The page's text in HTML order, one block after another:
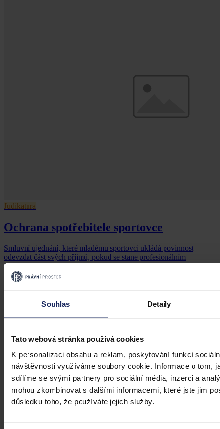
Souhlas Detaily
Tato webová stránka používá cookies
K personalizaci obsahu a reklam, poskytování funkcí
návštěvnosti využíváme soubory cookie. Informace o tom,
sdílíme se svými partnery pro sociální média, inzerci a
mohou zkombinovat s dalšími informacemi, které jste jim
důsledku toho, že používáte jejich služby.
Judikatura
Ochrana spotřebitele sportovce
Smluvní ujednání, které mladému sportovci ukládá povinnost
odevzdat část svých příjmů, pokud se stane profesionálním
sportovcem, musí být jasné a srozumitelné